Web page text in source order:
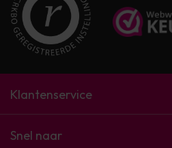
Klantenservice
Snel naar